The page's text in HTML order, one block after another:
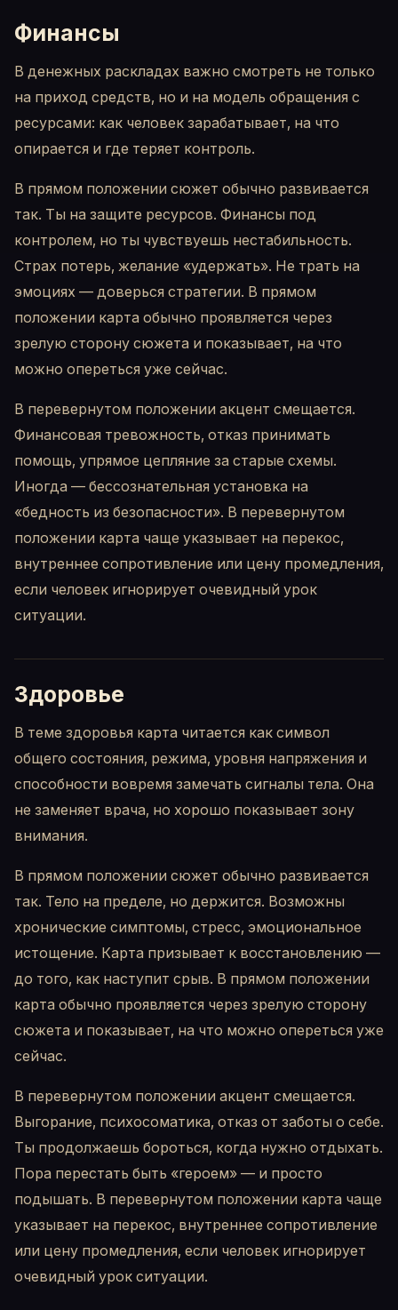
Финансы
В денежных раскладах важно смотреть не только
на приход средств, но и на модель обращения с
ресурсами: как человек зарабатывает, на что
опирается и где теряет контроль.
В прямом положении сюжет обычно развивается
так. Ты на защите ресурсов. Финансы под
контролем, но ты чувствуешь нестабильность.
Страх потерь, желание «удержать». Не трать на
эмоциях — доверься стратегии. В прямом
положении карта обычно проявляется через
зрелую сторону сюжета и показывает, на что
можно опереться уже сейчас.
В перевернутом положении акцент смещается.
Финансовая тревожность, отказ принимать
помощь, упрямое цепляние за старые схемы.
Иногда — бессознательная установка на
«бедность из безопасности». В перевернутом
положении карта чаще указывает на перекос,
внутреннее сопротивление или цену промедления,
если человек игнорирует очевидный урок
ситуации.
Здоровье
В теме здоровья карта читается как символ
общего состояния, режима, уровня напряжения и
способности вовремя замечать сигналы тела. Она
не заменяет врача, но хорошо показывает зону
внимания.
В прямом положении сюжет обычно развивается
так. Тело на пределе, но держится. Возможны
хронические симптомы, стресс, эмоциональное
истощение. Карта призывает к восстановлению —
до того, как наступит срыв. В прямом положении
карта обычно проявляется через зрелую сторону
сюжета и показывает, на что можно опереться уже
сейчас.
В перевернутом положении акцент смещается.
Выгорание, психосоматика, отказ от заботы о себе.
Ты продолжаешь бороться, когда нужно отдыхать.
Пора перестать быть «героем» — и просто
подышать. В перевернутом положении карта чаще
указывает на перекос, внутреннее сопротивление
или цену промедления, если человек игнорирует
очевидный урок ситуации.